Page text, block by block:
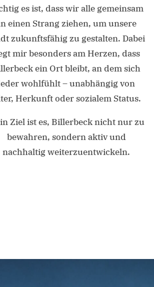
es ist, dass wir alle gemeinsam
einen Strang ziehen, um unsere
zukunftsfähig zu gestalten. Dabei
mir besonders am Herzen, dass
ein Ort bleibt, an dem sich
wohlfühlt – unabhängig von
Herkunft oder sozialem Status.
Ziel ist es, Billerbeck nicht nur zu
bewahren, sondern aktiv und
nachhaltig weiterzuentwickeln.